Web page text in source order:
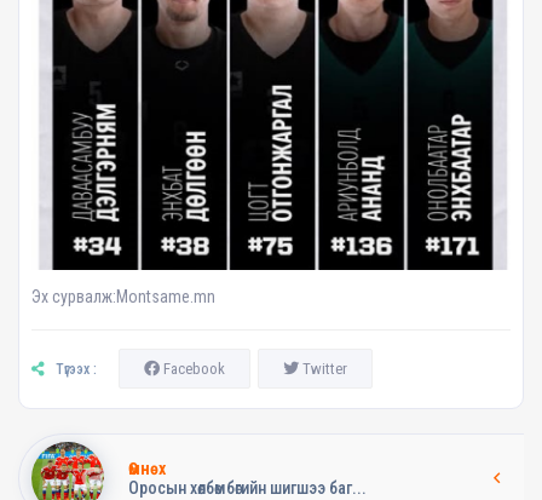
Эх сурвалж:Montsame.mn
Түгээх : Facebook Twitter
Өмнөх
Оросын хөлбөмбөгийн шигшээ баг...